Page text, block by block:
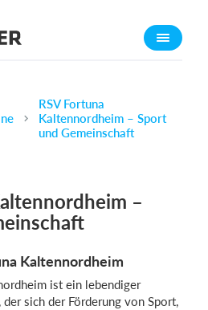
RSV Fortuna
Kaltennordheim – Sport
und Gemeinschaft
–
Kaltennordheim
ist ein lebendiger
sich der Förderung von Sport,